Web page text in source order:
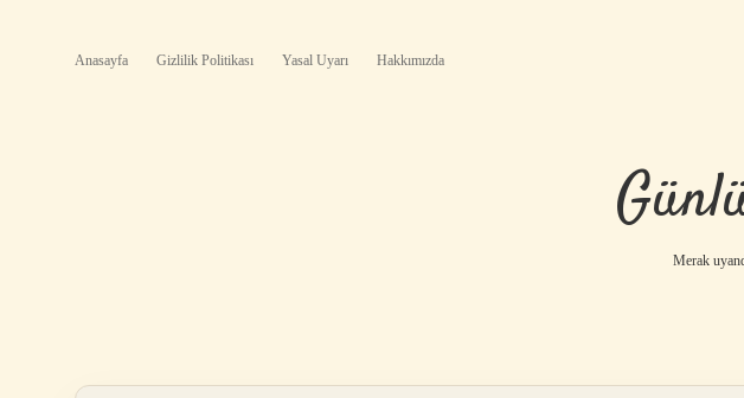
Anasayfa Gizlilik Politikası Yasal Uyarı Hakkımızda
Merak